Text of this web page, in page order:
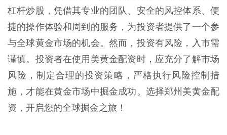
杠杆炒股，凭借其专业的团队、安全的风控体系、便
捷的操作体验和周到的服务，为投资者提供了一个参
与全球黄金市场的机会。然而，投资有风险，入市需
谨慎。投资者在使用美黄金配资时，应充分了解市场
风险，制定合理的投资策略，严格执行风险控制措
施，才能在黄金市场中掘金成功。选择郑州美黄金配
资，开启您的全球掘金之旅！